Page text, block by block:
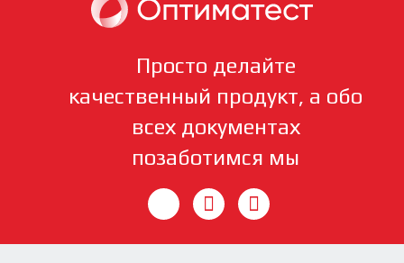
Просто делайте
качественный продукт, а обо
всех документах
позаботимся мы